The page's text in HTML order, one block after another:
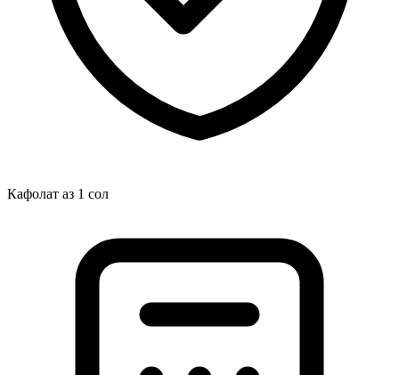
Кафолат аз 1 сол